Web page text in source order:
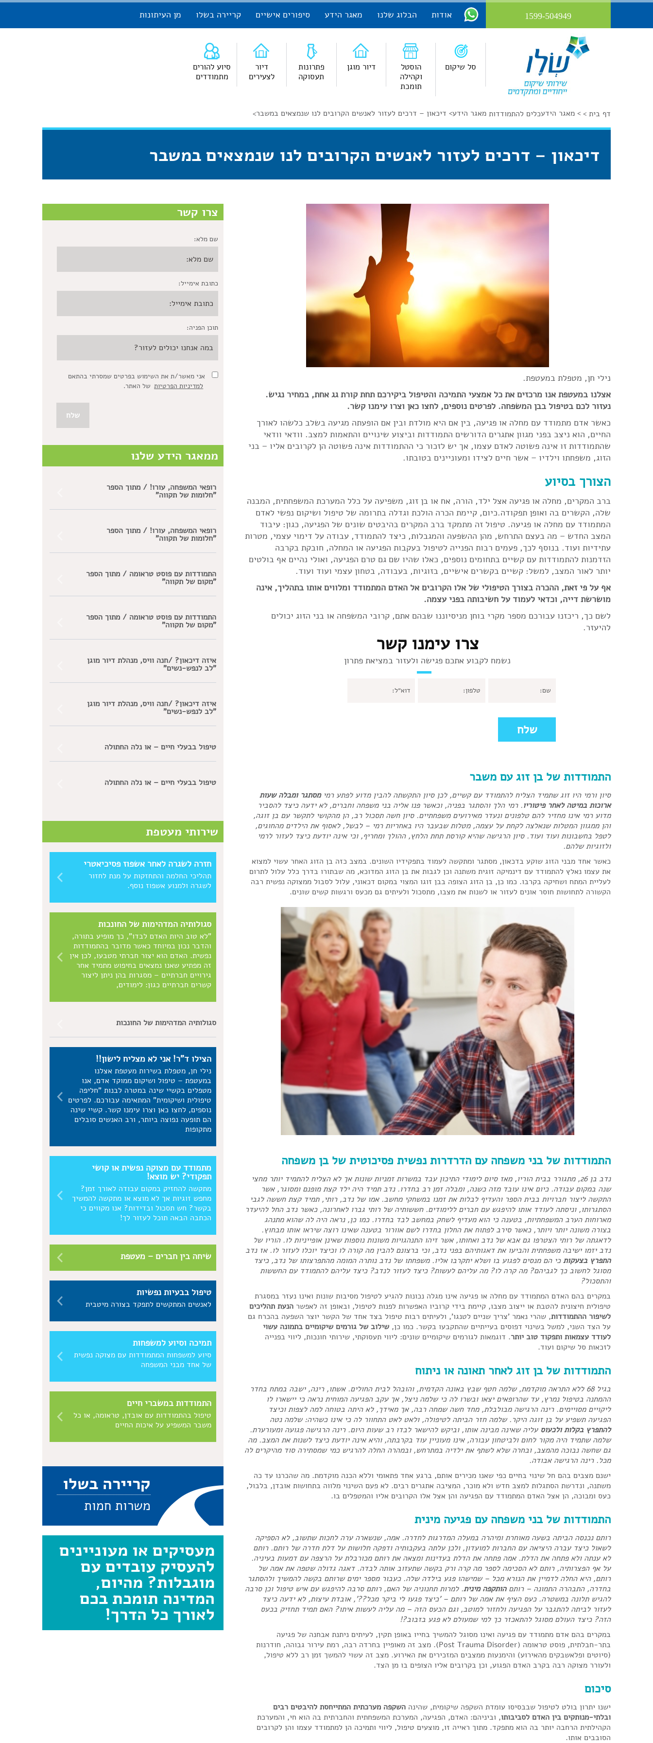
1599-504949 אודות הבלוג שלנו מאגר הידע סיפורים אישיים קריירה בשלו מן העיתונות
סל שיקום
הוסטל
וקהילה
תומכת
דיור מוגן
פתרונות
תעסוקה
דיור
לצעירים
סיוע להורים
מתמודדים
דף בית > > מאגר הידעכלים להתמודדות > מאגר הידע> דיכאון – דרכים לעזור לאנשים הקרובים לנו שנמצאים במשבר
דיכאון – דרכים לעזור לאנשים הקרובים לנו שנמצאים במשבר
נילי חן, מטפלת במעטפת.
אצלנו במעטפת אנו מרכזים את כל אמצעי התמיכה והטיפול ביקירכם תחת קורת גג אחת, במחיר נגיש.
נעזור לכם בטיפול בבן המשפחה. לפרטים נוספים, לחצו כאן וצרו עימנו קשר.
כאשר אדם מתמודד עם מחלה או פגיעה, בין אם היא מולדת ובין אם הופעתה מגיעה בשלב כלשהו לאורך
החיים, הוא ניצב בפני מגוון אתגרים הדורשים התמודדות וביצוע שינויים והתאמות למצב. וודאי וודאי
שהתמודדות זו אינה פשוטה לאדם עצמו, אך יש לזכור כי ההתמודדות אינה פשוטה הן לקרובים אליו – בני
הזוג, משפחתו וילדיו – אשר חיים לצידו ומעוניינים בטובתו.
הצורך בסיוע
ברב המקרים, מחלה או פגיעה אצל ילד, הורה, אח או בן זוג, משפיעה על כלל המערכת המשפחתית, המבנה
שלה, הקשרים בה ואופן תפקודה.כיום, קיימת הכרה הולכת וגדלה בתרומה של טיפול ושיקום נפשי לאדם
המתמודד עם מחלה או פגיעה. טיפול זה מתמקד ברב המקרים בהיבטים שונים של הפגיעה, כגון: עיבוד
המצב החדש – מה בעצם התרחש, מהן ההשפעה והמגבלות, כיצד להתמודד, עבודה על דימוי עצמי, מטרות
עתידיות ועוד. בנוסף לכך, פעמים רבות הפנייה לטיפול בעקבות הפגיעה או המחלה, חובקת בקרבה
הזדמנות להתמודדות עם קשיים בתחומים נוספים, כאלו שהיו שם גם טרם הפגיעה, ואולי נהיים אף בולטים
יותר לאור המצב, למשל: קשיים בקשרים אישיים, בזוגיות, בעבודה, בטחון עצמי ועוד ועוד.
אף על פי זאת, ההכרה בצורך הטיפולי של אלו הקרובים אל האדם המתמודד ומלווים אותו בתהליך, אינה
מושרשת דייה, וכדאי לעמוד על חשיבותה בפני עצמה.
לשם כך, ריכזנו עבורכם מספר מקרי בוחן מניסיוננו שבהם אתם, קרובי המשפחה או בני הזוג יכולים
להיעזר.
צרו עימנו קשר
נשמח לקבוע אתכם פגישה ולעזור במציאת פתרון
התמודדות של בן זוג עם משבר
סיון ורמי היו זוג שתמיד הצליח להתמודד עם קשיים,לכן סיון התקשתה להבין מדוע לפתע רמימסתגר ומבלה שעות
ארוכות במיטה לאחר פיטוריו. רמי הלך והסתגר בפניה, וכאשר פנו אליה בני משפחה וחברים, לא ידעה כיצד להסביר
מדוע רמי אינו מחזיר להם טלפונים ונעדר מאירועים משפחתיים. סיון חשה תסכול רב, הן מהקושי לתקשר עם בן זוגה,
והן ממגוון המטלות שנאלצה לקחת על עצמה, מטלות שבעבר היו באחריות רמי – לבשל, לאסוף את הילדים מהחוגים,
לטפל בחשבונות ועוד ועוד. סיון הרגישה שהיא קורסת תחת הלחץ, ההולך ומחריף, וכי אינה יודעת כיצד לעזור לרמי
ולזוגיות שלהם.
כאשר אחד מבני הזוג שוקע בדכאון, מסתגר ומתקשה לעמוד בתפקידיו השונים. במצב כזה בן הזוג האחר עשוי למצוא
את עצמו נאלץ להתמודד עם דינמיקה זוגית משתנה וכן לגבות את בן הזוג המדוכא, מה שבתורו בדרך כלל עלול לתרום
לעליית המתח ושחיקה בקרבו. כמו כן, בן הזוג הצופה בבן זוגו המצוי במקום דכאוני, עלול לסבול ממצוקה נפשית רבה
הקשורה לתחושות חוסר אונים לעזור או לשנות את מצבו, מתסכול ולעיתים גם מכעס ורגשות קשים שונים.
התמודדות של בני משפחה עם הדרדרות נפשית פסיכוטית של בן משפחה
נדב בן 26, מתגורר בבית הוריו, מאז סיום לימודי התיכון עבד במשרות זמניות שונות אך לא הצליח להתמיד יותר מחצי
שנה במקום עבודה. כיום אינו עובד מזה כשנה, ומבלה זמן רב בחדרו. נדב תמיד היה ילד קצת מופנם ומסוגר, אשר
התקשה ליצור חברויות בבית הספר והעדיף לבלות את זמנו במשחקי מחשב. אמו של נדב, רותי, תמיד קצת חששה לגבי
הסתגרותו, וניסתה לעודד אותו להיפגש עם חברים ללימודים. חששותיה של רותי גברו לאחרונה, כאשר נדב החל להיעדר
מארוחות הערב המשפחתיות, בטענה כי הוא מעדיף לשחק במחשב לבד בחדרו. כמו כן, נראה היה לה שהוא מתנהג
בצורה משונה יותר ויותר, כאשר סירב לפתוח את החלון בחדרו לשם אוורור בטענה שאינו רוצה שיראו אותו מבחוץ.
לדאגתה של רותי הצטרפו גם אבא של נדב ואחותו, אשר זיהו התנהגויות משונות נוספות שאינן אופייניות לו. הוריו של
נדב יזמו ישיבה משפחתית והביעו את דאגותיהם בפני נדב, וכי ברצונם להבין מה קורה לו וכיצד יוכלו לעזור לו. אז נדב
התפרץ בצעקותכי הם מנסים לפגוע בו ושלא יתקרבו אליו. משפחתו של נדב נותרה המומה מהתפרצותו של נדב, כיצד
מסוגל לחשוב כך לגביהם? מה קרה לו? מה עליהם לעשות? כיצד לעזור לנדב? כיצד עליהם להתמודד עם החששות
והתסכול?
במקרים בהם האדם המתמודד עם מחלה או פגיעה אינו מגלה נכונות להגיע לטיפול מסיבות שונות ואינו נעזר במסגרת
טיפולית חיצונית להטבת או ייצוב מצבו, קיימת בידי קרוביו האפשרות לפנות לטיפול, ובאופן זה לאפשר הנעת תהליכים
לשיפור ההתמודדות, שהרי נאמר 'צריך שניים לטנגו', ולעיתים רבות טיפול בצד אחד של הקשר יוצר השפעה בהכרח גם
על הצד השני, למשל בשינוי דפוסים בעייתיים שהתקבעו בקשר. כמו כן, שילוב של גורמים שיקומיים בתמונה עשוי
לעודד עצמאות ותפקוד טוב יותר. דוגמאות לגורמים שיקומיים שונים: ליווי תעסוקתי, שירותי חונכות, ליווי בפנייה
לזכאות סל שיקום ועוד.
התמודדות של בן זוג לאחר תאונה או ניתוח
בגיל 68 ללא התראה מוקדמת, שלמה חטף שבץ באונה הקדמית, והובהל לבית החולים. אשתו, רינה, ישבה במתח בחדר
ההמתנה בטיפול נמרץ, עד שהרופאים יצאו ובשרו לה כי שלמה ניצל, אך עקב הפגיעה המוחית נראה כי יישארו לו
ליקויים מסויימים. רינה הרגישה מבולבלת, מחד חשה שמחה רבה, אך מאידך, לא היתה בטוחה למה לצפות וכיצד
הפגיעה תשפיע על בן זוגה היקר. שלמה חזר הביתה לטיפולה, ולאט לאט התחוור לה כי אינו כשהיה: שלמה נטה
להתפרץ בקלות ולכעוס עליה שאינה מבינה אותו, וביקש להישאר לבדו רב שעות היום. רינה הרגישה פגועה ומעורערת.
שלמה שתמיד היה מקור לחום ולביטחון עבורה, אינו מעוניין עוד בקרבתה, והיא אינה יודעת כיצד לשנות את המצב. מה
גם שחשה נבוכה מהמצב, ובחרה שלא לשתף את ילדיה במתרחש, ובמהרה החלה להרגיש כמי שמסתירה סוד מהיקרים לה
מכל. רינה הרגישה אבודה.
ישנם מצבים בהם חל שינוי בחיים כפי שאנו מכירים אותם, ברגע אחד פתאומי וללא הכנה מוקדמת. מה שהכרנו עד כה
משתנה, ונדרשת הסתגלות למצב חדש ולא מוכר, המציבה אתגרים רבים. לא פעם השינוי מלווה בתחושות אובדן, בלבול,
כעס ומבוכה, הן אצל האדם המתמודד עם הפגיעה והן אצל אלו הקרובים אליו והמטפלים בו.
התמודדות של בני משפחה עם פגיעה מינית
רותם נכנסה הביתה בשעה מאוחרת ומיהרה במעלה המדרגות לחדרה. אמה, שנשארה ערה לחכות שתשוב, לא הספיקה
לשאול כיצד עברה היציאה עם החברות למועדון, ולכן עלתה בעקבותיה ודפקה חלושות על דלת חדרה של רותם. רותם
לא ענתה ולא פתחה את הדלת. אמה פתחה את הדלת בעדינות ומצאה את רותם מכורבלת על הרצפה עם דמעות בעיניה.
על אף הפצרותיה, רותם לא הסכימה לספר מה קרה ורק בקשה שתעזוב אותה לבדה. דאגה גדולה שטפה את אמה של
רותם, היא החלה לדמיין את הנורא מכל – שמישהו פגע בילדה שלה. כעבור מספר ימים שרותם בקשה להמשיך ולהסתגר
בחדרה, התבהרה התמונה – רותםהותקפה מינית. למרות תחנוניה של האם, רותם סרבה להיפגש עם איש טיפול וכן סרבה
להגיש תלונה במשטרה. כעס הציף את אמה של רותם – 'כיצד פגעו לי ביקר מכל??', אובדת עיצות, לא ידעה כיצד
לעזור לביתה להתגבר על הפגיעה ולחזור למוטב, וגם הכעס הזה – מה עליה לעשות איתו? האם תמיד תחזיק בכעס
הזה? כיצד העולם מסוגל להתאכזר כך למי שמעולם לא פגע בזבוב?!
במקרים בהם אדם מתמודד עם פגיעה ואינו מסוגל להמשיך בחייו באופן תקין, לעיתים ניתנת אבחנה של פגיעה
בתר-חבלתית, פוסט טראומה (Post Trauma Disorder). מצב זה מאופיין בחרדה רבה, רמת עירור גבוהה, חודרנות
(סיוטים ופלאשבקים מהאירוע) והימנעות ממצבים המזכירים את האירוע. מצב זה עשוי להמשך זמן רב ללא טיפול,
ולעורר מצוקה רבה בקרב האדם הפגוע, וכן בקרובים אליו הצופים בו מן הצד.
סיכום
ישנו יתרון בולט לטיפול שבבסיסו עומדת השקפה שיקומית, שהינה השקפה מערכתית המתייחסת להיבטים רבים
ובלתי-מנותקים בין האדם לסביבותו, וביניהם: האדם, הפגיעה, המערכת המשפחתית והחברתית בה הוא חי, והמערכת
הקהילתית הרחבה יותר בה הוא מתפקד. מתוך ראייה זו, מוצעים טיפול, ליווי ותמיכה הן למתמודד עצמו והן לקרובים
הסובבים אותו.
צרו קשר
שם מלא:
כתובת אימייל:
תוכן הפניה:
אני מאשר/ת את השימוש בפרטים שמסרתי בהתאם
למדיניות הפרטיות
ממאגר הידע שלנו
רופאי המשפחה, עורו! / מתוך הספר
"חלומות של תקווה"
רופאי המשפחה, עורו! / מתוך הספר
"חלומות של תקווה"
התמודדות עם פוסט טראומה / מתוך הספר
"מקום של תקווה"
התמודדות עם פוסט טראומה / מתוך הספר
"מקום של תקווה"
איזה דיכאון? /חנה וויס, מנהלת דיור מוגן
"לב לנפש-נשים"
איזה דיכאון? /חנה וויס, מנהלת דיור מוגן
"לב לנפש-נשים"
טיפול בבעלי חיים – או נלה החתולה
טיפול בבעלי חיים – או נלה החתולה
שירותי מעטפת
חזרה לשגרה לאחר אשפוז פסיכיאטרי
תהליכי החלמה והתחזקות על מנת לחזור
לשגרה ולמנוע אשפוז נוסף.
סגולותיה המדהימות של החונכות
"לא טוב היות האדם לבדו", כך מופיע בתורה,
והדבר נכון במיוחד כאשר מדובר בהתמודדות
נפשית. האדם הוא יצור חברתי מטבעו, לכן אין
זה מפתיע שאנו נמצאים בחיפוש מתמיד אחר
גירויים חברתיים – מסגרות בהן ניתן ליצור
קשרים חברתיים כגון: לימודים,
סגולותיה המדהימות של החונכות
הצילו ד"ר! אני לא מצליח לישון!!
נילי חן, מטפלת בשירות מעטפת אצלנו
במעטפת – טיפול ושיקום ממוקד אדם, אנו
מטפלים בקשיי שינה במטרה לבנות "חליפה
טיפולית ושיקומית" המתאימה עבורכם. לפרטים
נוספים, לחצו כאן וצרו עימנו קשר. קשיי שינה
הם תופעה נפוצה ביותר, ורב האנשים סובלים
מתקופות
מתמודד עם מצוקה נפשית או קושי
תפקודי? יש מוצא!
מתקשה להחזיק במקום עבודה לאורך זמן?
מחפש זוגיות אך לא מוצא או מתקשה להמשיך
בקשר? חש תסכול ובדידות? אנו מקווים כי
הכתבה הבאה תוכל לעזור לך!
שיחה בין חברים – מעטפת
טיפול בבעיות נפשיות
לאנשים המתקשים לתפקד בצורה מיטבית
תמיכה וסיוע למשפחות
סיוע למשפחות המתמודדות עם מצוקה נפשית
של אחד מבני המשפחה
התמודדות במשברי חיים
טיפול בהתמודדות עם אובדן, טראומה, או כל
משבר המשפיע על איכות החיים
קריירה בשלו
משרות חמות
מעסיקים או מעוניינים
להעסיק עובדים עם
מוגבלות? מהיום,
המדינה תומכת בכם
לאורך כל הדרך!